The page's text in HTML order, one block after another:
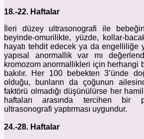
18.-22. Haftalar
İleri düzey ultrasonografi ile bebeğin
beyinde-omurilikte, yüzde, kollar-
hayatı tehdit edecek ya da engelliliğe
yapısal anormallik var mı
kromozom anormallikleri için herhangi
bakılır. Her 100 bebekten 3’ünde
olduğu, bunların da çoğunun
faktörü olmadığı düşünülürse her
haftaları arasında tercihen bir
ultrasonografi yaptırması uygundur.
24.-28. Haftalar